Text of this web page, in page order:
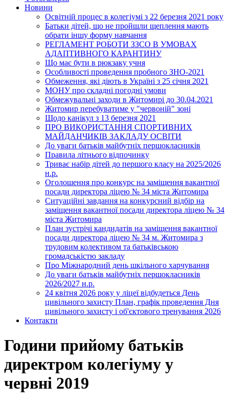
Новини
Освітній процес в колегіумі з 22 березня 2021 року
Батьки дітей, що не пройшли щеплення мають
обрати іншу форму навчання
РЕГЛАМЕНТ РОБОТИ ЗЗСО В УМОВАХ
АДАПТИВНОГО КАРАНТИНУ
Що має бути в рюкзаку учня
Особливості проведення пробного ЗНО-2021
Обмеження, які діють в Україні з 25 січня 2021
МОНУ про складні погодні умови
Обмежувальні заходи в Житомирі до 30.04.2021
Житомир перебуватиме у "червоній" зоні
Щодо канікул з 13 березня 2021
ПРО ВИКОРИСТАННЯ СПОРТИВНИХ
МАЙДАНЧИКІВ ЗАКЛАДУ ОСВІТИ
До уваги батьків майбутніх першокласників
Правила літнього відпочинку
Триває набір дітей до першого класу на 2025/2026
н.р.
Оголошення про конкурс на заміщення вакантної
посади директора ліцею № 34 міста Житомира
Ситуаційні завдання на конкурсний відбір на
заміщення вакантної посади директора ліцею № 34
міста Житомира
План зустрічі кандидатів на заміщення вакантної
посади директора ліцею № 34 м. Житомира з
трудовим колективом та батьківською
громадськістю закладу
Про Міжнародний день шкільного харчування
До уваги батьків майбутніх першокласників
2026/2027 н.р.
24 квітня 2026 року у ліцеї відбудеться День
цивільного захисту План, графік проведення Дня
цивільного захисту і об'єктового тренування 2026
Контакти
Години прийому батьків
директром колегіуму у
червні 2019